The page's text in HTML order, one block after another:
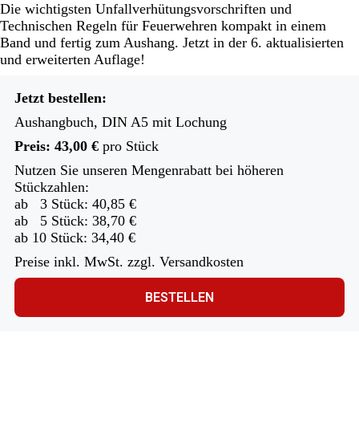
Die wichtigsten Unfallverhütungsvorschriften und
Technischen Regeln für Feuerwehren kompakt in einem
Band und fertig zum Aushang. Jetzt in der 6. aktualisierten
und erweiterten Auflage!
Jetzt bestellen:
Aushangbuch, DIN A5 mit Lochung
Preis: 43,00 € pro Stück
Nutzen Sie unseren Mengenrabatt bei höheren
Stückzahlen:
ab 3 Stück: 40,85 €
ab 5 Stück: 38,70 €
ab 10 Stück: 34,40 €
Preise inkl. MwSt. zzgl. Versandkosten
BESTELLEN